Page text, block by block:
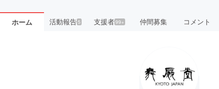
ホーム 活動報告5 支援者99+ 仲間募集 コメント